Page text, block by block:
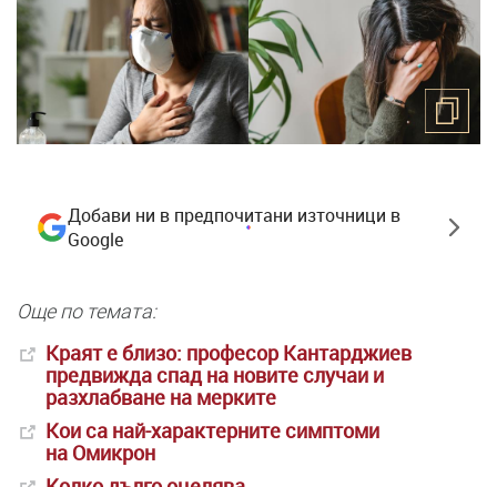
Добави ни в предпочитани източници в
Google
Още по темата:
Краят е близо: професор Кантарджиев
предвижда спад на новите случаи и
разхлабване на мерките
Кои са най-характерните симптоми
на Омикрон